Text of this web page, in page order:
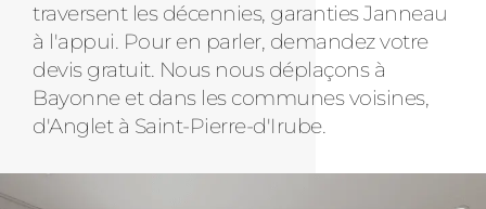
traversent les décennies, garanties Janneau
à l'appui. Pour en parler, demandez votre
devis gratuit. Nous nous déplaçons à
Bayonne et dans les communes voisines,
d'Anglet à Saint-Pierre-d'Irube.